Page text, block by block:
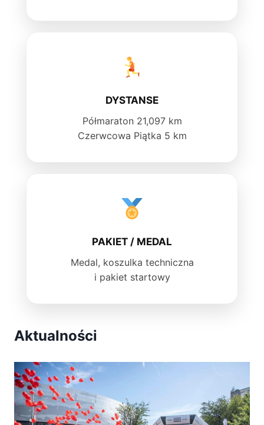
DYSTANSE
Półmaraton 21,097 km
Czerwcowa Piątka 5 km
PAKIET / MEDAL
Medal, koszulka techniczna
i pakiet startowy
Aktualności